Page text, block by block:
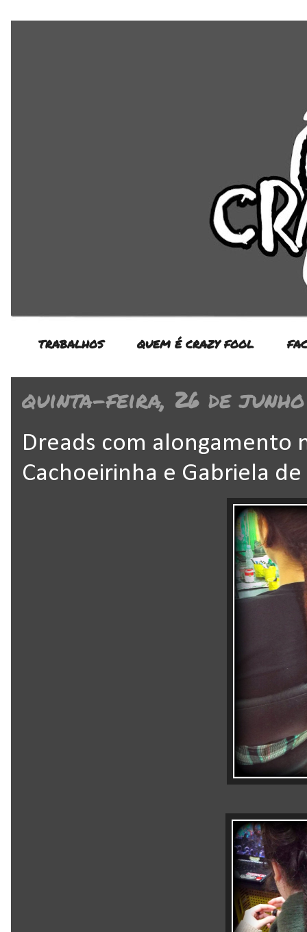
TRABALHOS QUEM É CRAZY FOOL
quinta-feira, 26 de junho
Dreads com alongamento
Cachoeirinha e Gabriela